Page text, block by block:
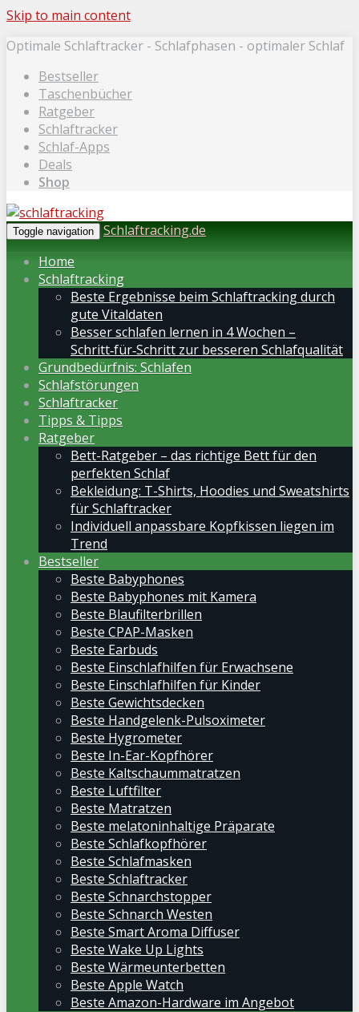
Skip to main content
Optimale Schlaftracker - Schlafphasen - optimaler Schlaf
Bestseller
Taschenbücher
Ratgeber
Schlaftracker
Schlaf-Apps
Deals
Shop
Toggle navigation
Schlaftracking.de
Home
Schlaftracking
Beste Ergebnisse beim Schlaftracking durch
gute Vitaldaten
Besser schlafen lernen in 4 Wochen –
Schritt‑für‑Schritt zur besseren Schlafqualität
Grundbedürfnis: Schlafen
Schlafstörungen
Schlaftracker
Tipps & Tipps
Ratgeber
Bett-Ratgeber – das richtige Bett für den
perfekten Schlaf
Bekleidung: T-Shirts, Hoodies und Sweatshirts
für Schlaftracker
Individuell anpassbare Kopfkissen liegen im
Trend
Bestseller
Beste Babyphones
Beste Babyphones mit Kamera
Beste Blaufilterbrillen
Beste CPAP-Masken
Beste Earbuds
Beste Einschlafhilfen für Erwachsene
Beste Einschlafhilfen für Kinder
Beste Gewichtsdecken
Beste Handgelenk-Pulsoximeter
Beste Hygrometer
Beste In-Ear-Kopfhörer
Beste Kaltschaummatratzen
Beste Luftfilter
Beste Matratzen
Beste melatoninhaltige Präparate
Beste Schlafkopfhörer
Beste Schlafmasken
Beste Schlaftracker
Beste Schnarchstopper
Beste Schnarch Westen
Beste Smart Aroma Diffuser
Beste Wake Up Lights
Beste Wärmeunterbetten
Beste Apple Watch
Beste Amazon-Hardware im Angebot